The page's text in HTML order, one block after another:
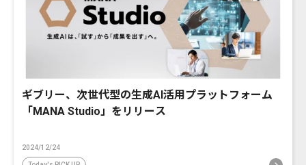
ギブリー、次世代型の生成AI活用プラットフォーム
「MANA Studio」をリリース
2024/12/24